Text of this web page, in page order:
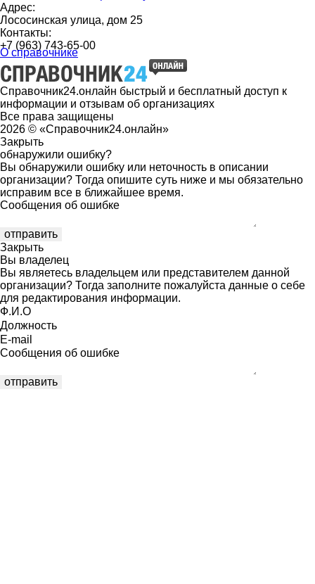
Адрес:
Лососинская улица, дом 25
Контакты:
+7 (963) 743-65-00
О справочнике
Справочник24.онлайн быстрый и бесплатный доступ к
информации и отзывам об организациях
Все права защищены
2026 © «Справочник24.онлайн»
Закрыть
обнаружили ошибку?
Вы обнаружили ошибку или неточность в описании
организации? Тогда опишите суть ниже и мы обязательно
исправим все в ближайшее время.
Сообщения об ошибке
Закрыть
Вы владелец
Вы являетесь владельцем или представителем данной
организации? Тогда заполните пожалуйста данные о себе
для редактирования информации.
Ф.И.О
Должность
E-mail
Сообщения об ошибке